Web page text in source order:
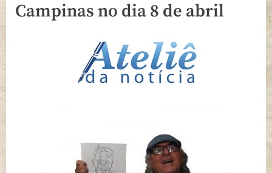
o
lançado
em
Campinas
abril
Campinas no dia 8 de abril